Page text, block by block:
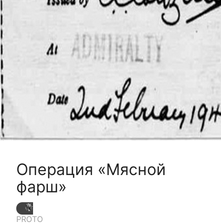
Операция «Мясной
фарш»
PROTO